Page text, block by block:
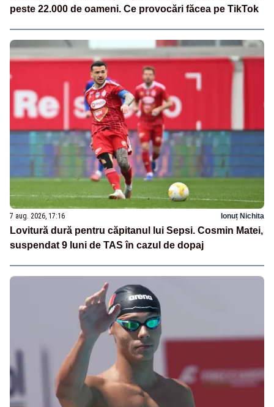
peste 22.000 de oameni. Ce provocări făcea pe TikTok
7 aug. 2026, 17:16 Ionuț Nichita
Lovitură dură pentru căpitanul lui Sepsi. Cosmin Matei,
suspendat 9 luni de TAS în cazul de dopaj